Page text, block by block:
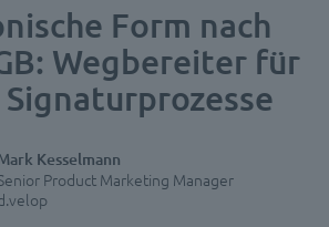
Form nach
Wegbereiter für
Kesselmann
Product Marketing Manager